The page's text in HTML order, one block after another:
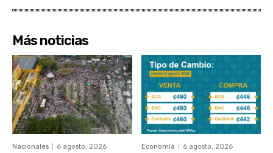
Más noticias
Nacionales 6 agosto, 2026 Economía 6 agosto, 2026